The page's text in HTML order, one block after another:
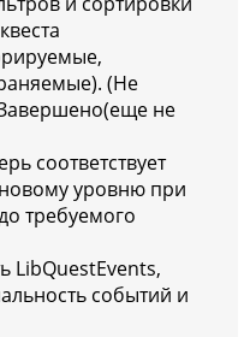
(Не
не
соответствует
уровню при
требуемого
LibQuestEvents,
событий и